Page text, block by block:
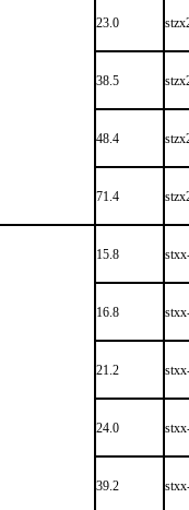
23.0
38.5
48.4
71.4
15.8
16.8
21.2
24.0
39.2